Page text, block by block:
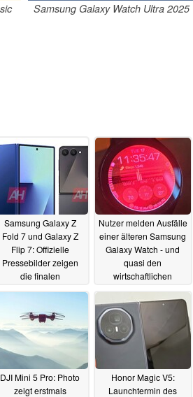
Samsung Galaxy Watch Ultra 2025
Samsung Galaxy Z
Fold 7 und Galaxy Z
Flip 7: Offizielle
Pressebilder zeigen
die finalen
Nutzer melden Ausfälle
einer älteren Samsung
Galaxy Watch - und
quasi den
wirtschaftlichen
19.06.2025
DJI Mini 5 Pro: Photo
zeigt erstmals
Honor Magic V5:
Launchtermin des